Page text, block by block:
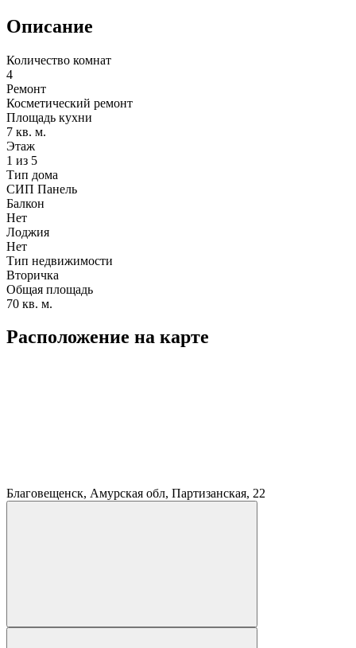
Описание
Количество комнат
4
Ремонт
Косметический ремонт
Площадь кухни
7 кв. м.
Этаж
1 из 5
Тип дома
СИП Панель
Балкон
Нет
Лоджия
Нет
Тип недвижимости
Вторичка
Общая площадь
70 кв. м.
Расположение на карте
Благовещенск, Амурская обл, Партизанская, 22